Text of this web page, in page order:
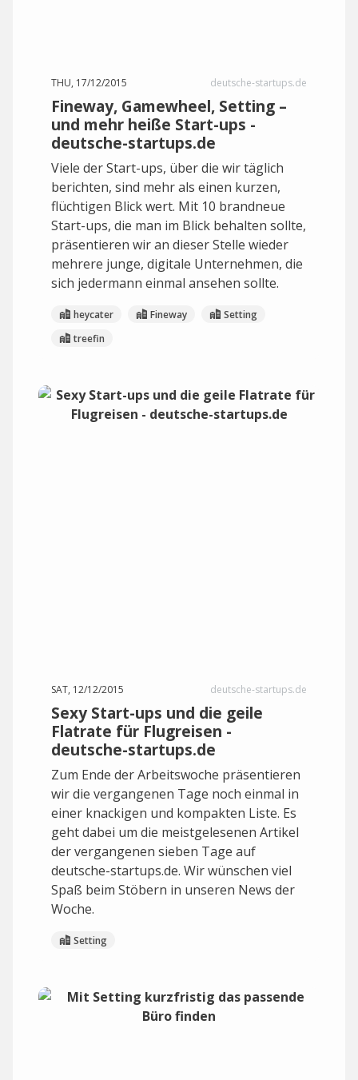
THU, 17/12/2015 deutsche-startups.de
Fineway, Gamewheel, Setting –
und mehr heiße Start-ups -
deutsche-startups.de
Viele der Start-ups, über die wir täglich
berichten, sind mehr als einen kurzen,
flüchtigen Blick wert. Mit 10 brandneue
Start-ups, die man im Blick behalten sollte,
präsentieren wir an dieser Stelle wieder
mehrere junge, digitale Unternehmen, die
sich jedermann einmal ansehen sollte.
heycater Fineway
Setting
treefin
SAT, 12/12/2015 deutsche-startups.de
Sexy Start-ups und die geile
Flatrate für Flugreisen -
deutsche-startups.de
Zum Ende der Arbeitswoche präsentieren
wir die vergangenen Tage noch einmal in
einer knackigen und kompakten Liste. Es
geht dabei um die meistgelesenen Artikel
der vergangenen sieben Tage auf
deutsche-startups.de. Wir wünschen viel
Spaß beim Stöbern in unseren News der
Woche.
Setting